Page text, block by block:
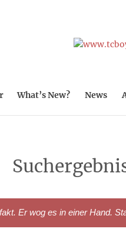
What’s New? News
Er wog es in einer Hand.